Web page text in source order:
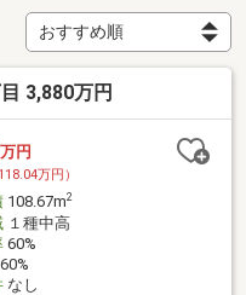
3,880万円
万円
万円）
108.67m2
１種中高
60%
なし